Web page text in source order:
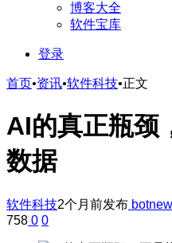
博客大全
软件宝库
登录
首页•资讯•软件科技•正文
AI的真正瓶颈
数据
软件科技2个月前发布
758 0 0